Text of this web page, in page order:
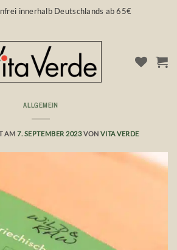
innerhalb Deutschlands ab 65€
ALLGEMEIN
AM7. SEPTEMBER 2023VONVITA VERDE